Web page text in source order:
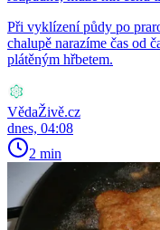
Při vyklízení půdy po
chalupě narazíme čas od
plátěným hřbetem.
VědaŽivě.cz
dnes, 04:08
2 min